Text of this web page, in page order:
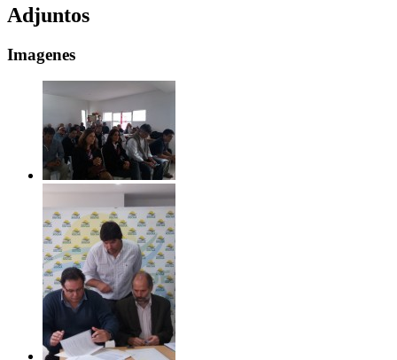
Adjuntos
Imagenes